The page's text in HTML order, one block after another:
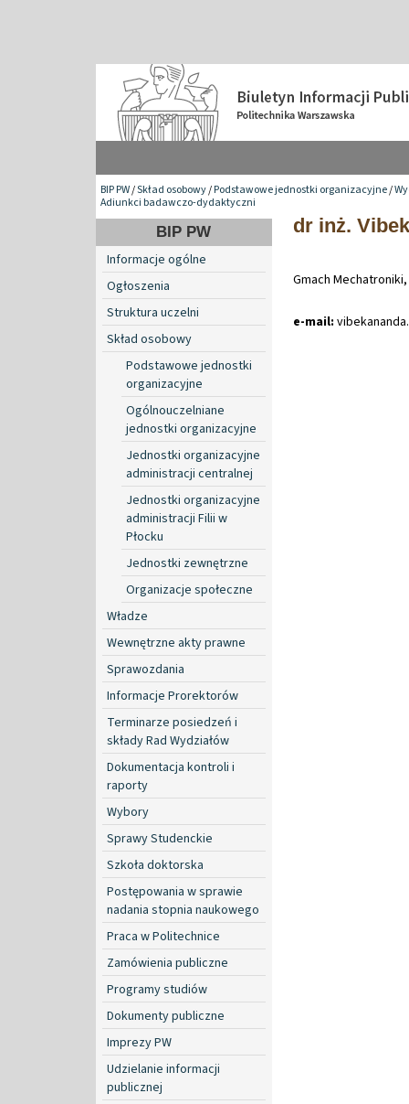
BIP PW/Skład osobowy/Podstawowe jednostki organizacyjne/
Adiunkci badawczo-dydaktyczni
BIP PW
Informacje ogólne
Ogłoszenia
Struktura uczelni
Skład osobowy
Podstawowe jednostki
organizacyjne
Ogólnouczelniane
jednostki organizacyjne
Jednostki organizacyjne
administracji centralnej
Jednostki organizacyjne
administracji Filii w
Płocku
Jednostki zewnętrzne
Organizacje społeczne
Władze
Wewnętrzne akty prawne
Sprawozdania
Informacje Prorektorów
Terminarze posiedzeń i
składy Rad Wydziałów
Dokumentacja kontroli i
raporty
Wybory
Sprawy Studenckie
Szkoła doktorska
Postępowania w sprawie
nadania stopnia naukowego
Praca w Politechnice
Zamówienia publiczne
Programy studiów
Dokumenty publiczne
Imprezy PW
Udzielanie informacji
publicznej
dr inż.
Gmach
e-mail: vibekananda.